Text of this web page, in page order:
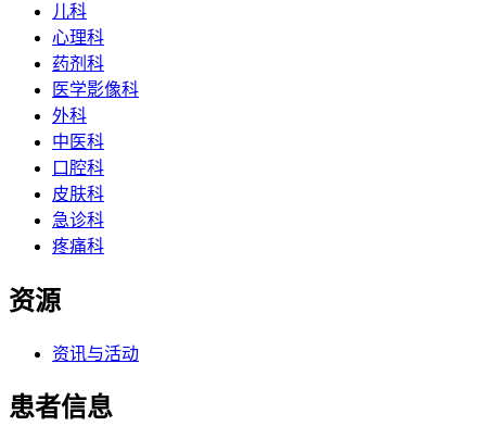
儿科
心理科
药剂科
医学影像科
外科
中医科
口腔科
皮肤科
急诊科
疼痛科
资源
资讯与活动
患者信息